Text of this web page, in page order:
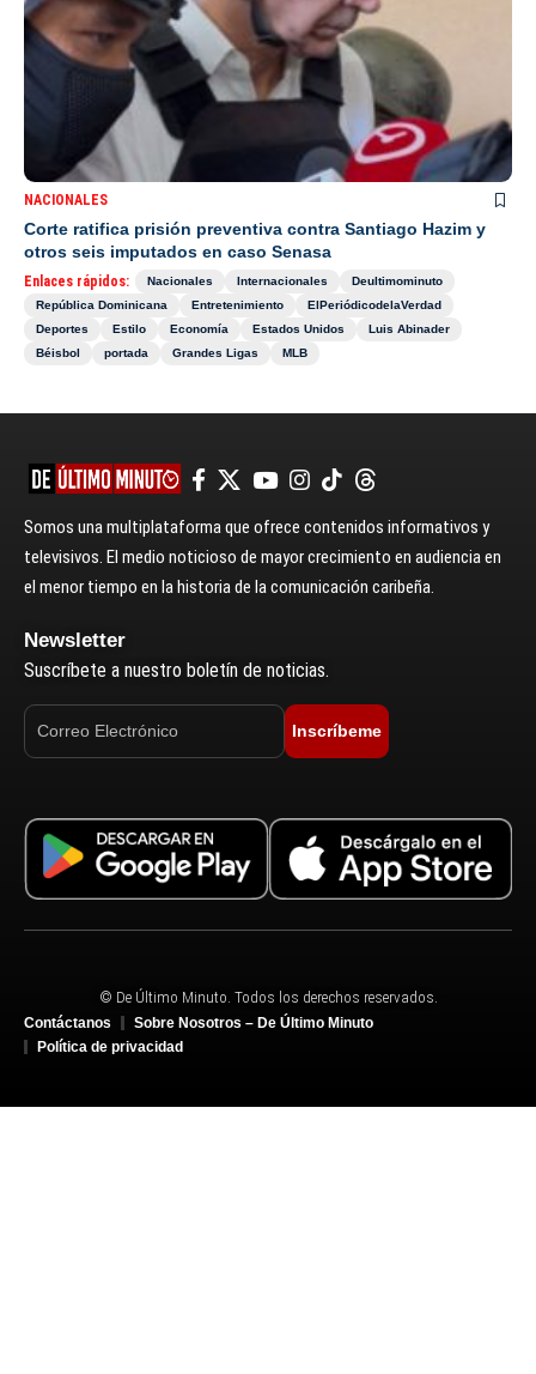
NACIONALES
Corte ratifica prisión preventiva contra Santiago Hazim y
otros seis imputados en caso Senasa
Enlaces rápidos: Nacionales Internacionales
Deultimominuto
República Dominicana
Entretenimiento
ElPeriódicodelaVerdad
Deportes
Estilo Economía Estados Unidos
Luis Abinader
Béisbol
portada Grandes Ligas MLB
Somos una multiplataforma que ofrece contenidos informativos y
televisivos. El medio noticioso de mayor crecimiento en audiencia en
el menor tiempo en la historia de la comunicación caribeña.
Newsletter
Suscríbete a nuestro boletín de noticias.
Inscríbeme
© De Último Minuto. Todos los derechos reservados.
Contáctanos
Sobre Nosotros – De Último Minuto
Política de privacidad